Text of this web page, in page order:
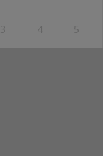
3 4 5